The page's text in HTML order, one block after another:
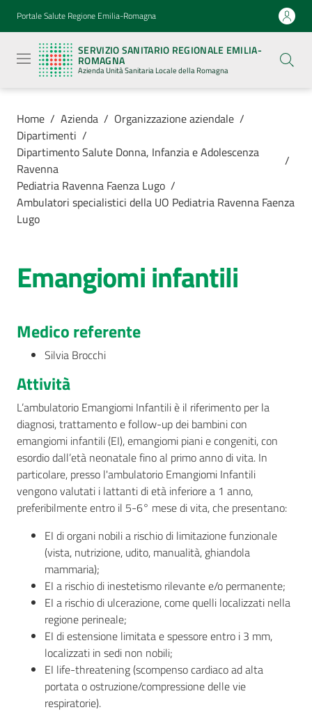
Vai al contenuto
Vai alla navigazione
Vai al footer
Portale Salute Regione Emilia-Romagna
SERVIZIO SANITARIO REGIONALE EMILIA-
ROMAGNA
Azienda Unità Sanitaria Locale della Romagna
Sanitario
Regionale
Emilia-
Romagna
Azienda
Sanitaria
Locale della
Romagna
Azienda
Menu selezionato
Servizi
Luoghi
di
AUSL
Comunica
Carta
dei
Servizi
Dedicato
Bandi
Concorsi
Seguici
Home / Azienda / Organizzazione aziendale /
Dipartimenti /
Dipartimento Salute Donna, Infanzia e Adolescenza
Ravenna
/
Pediatria Ravenna Faenza Lugo /
Ambulatori specialistici della UO Pediatria Ravenna Faenza
Lugo
Emangiomi infantili
Medico referente
Silvia Brocchi
Attività
L’ambulatorio Emangiomi Infantili è il riferimento per la
diagnosi, trattamento e follow-up dei bambini con
emangiomi infantili (EI), emangiomi piani e congeniti, con
esordio dall’età neonatale fino al primo anno di vita. In
particolare, presso l'ambulatorio Emangiomi Infantili
vengono valutati i lattanti di età inferiore a 1 anno,
preferibilmente entro il 5-6° mese di vita, che presentano:
EI di organi nobili a rischio di limitazione funzionale
(vista, nutrizione, udito, manualità, ghiandola
mammaria);
EI a rischio di inestetismo rilevante e/o permanente;
EI a rischio di ulcerazione, come quelli localizzati nella
regione perineale;
EI di estensione limitata e spessore entro i 3 mm,
localizzati in sedi non nobili;
EI life-threatening (scompenso cardiaco ad alta
portata o ostruzione/compressione delle vie
respiratorie).